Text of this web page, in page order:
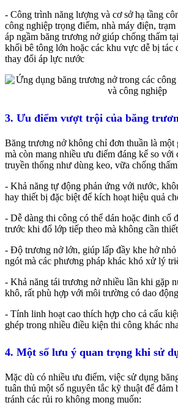
- Công trình năng lượng và cơ sở hạ tầng
công nghiệp trọng điểm, nhà máy điện,
áp ngầm băng trương nở giúp chống thấm
khối bê tông lớn hoặc các khu vực dễ bị tác
thay đổi áp lực nước
3. Ưu điểm vượt trội của băng
Băng trương nở không chỉ đơn thuần là một
mà còn mang nhiều ưu điểm đáng kể so với
truyền thống như dùng keo, vữa chống
- Khả năng tự động phản ứng với nước,
hay thiết bị đặc biệt để kích hoạt hiệu quả
- Dễ dàng thi công có thể dán hoặc đinh cố
trước khi đổ lớp tiếp theo mà không cần
- Độ trương nở lớn, giúp lấp đầy khe hở nhỏ
ngót mà các phương pháp khác khó xử lý
- Khả năng tái trương nở nhiều lần khi gặp
khô, rất phù hợp với môi trường có dao
- Tính linh hoạt cao thích hợp cho cả cấu
ghép trong nhiều điều kiện thi công khác
4. Một số lưu ý quan trọng khi sử
Mặc dù có nhiều ưu điểm, việc sử dụng
tuân thủ một số nguyên tắc kỹ thuật để đảm
tránh các rủi ro không mong muốn: